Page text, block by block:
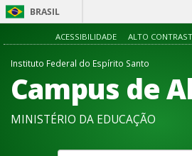
BRASIL
ACESSIBILIDADE ALTO
Instituto Federal do Espírito Santo
Campus de
MINISTÉRIO DA EDUCAÇÃO